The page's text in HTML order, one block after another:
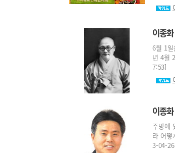
이종
6월 1
년 4월
7:53]
이종
주방에
라 어
3-04-